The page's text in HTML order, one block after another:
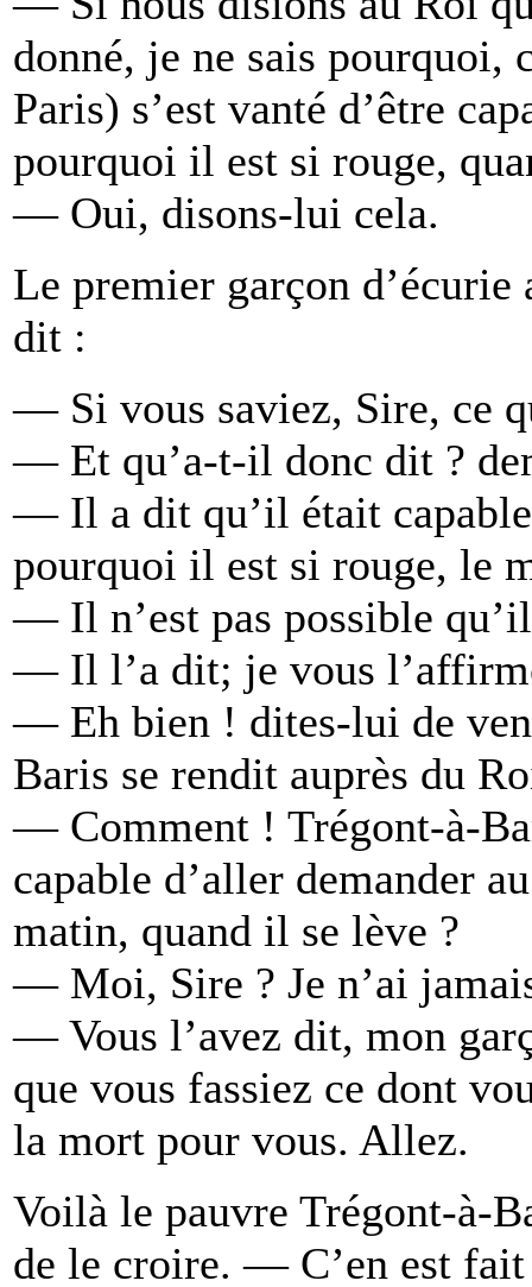
donné, je ne sais
Paris) s’est vanté d’être
pourquoi il est si rouge,
— Oui, disons-lui cela.
Le premier garçon
dit :
— Si vous saviez, Sire, ce
— Et qu’a-t-il donc dit ?
— Il a dit qu’il était
pourquoi il est si rouge, le
— Il n’est pas possible
— Il l’a dit; je vous
— Eh bien ! dites-lui de
Baris se rendit auprès du
— Comment ! Trégont-à-
capable d’aller demander
matin, quand il se lève ?
— Moi, Sire ? Je n’ai
— Vous l’avez dit, mon
que vous fassiez ce dont
la mort pour vous. Allez.
Voilà le pauvre Trégont-à-
de le croire. — C’en est